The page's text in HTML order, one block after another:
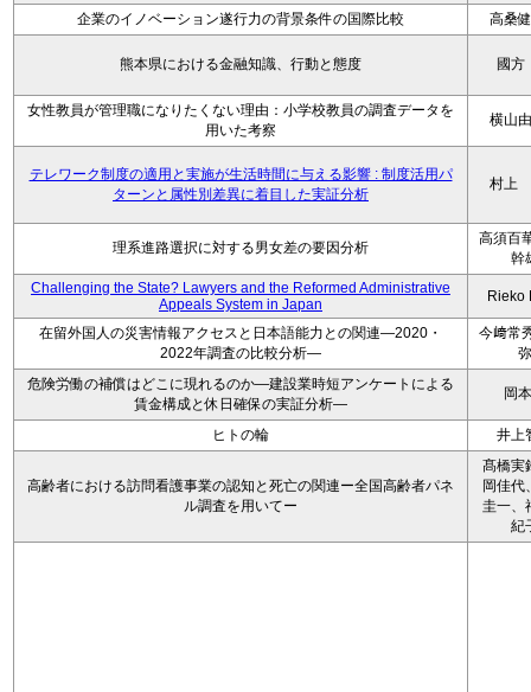
企業のイノベーション遂行力の背景条件の国際比較 高桑
熊本県における金融知識、行動と態度 國
女性教員が管理職になりたくない理由：小学校教員の調査データを
用いた考察
横山
テレワーク制度の適用と実施が生活時間に与える影響 : 制度活用パ
ターンと属性別差異に着目した実証分析
村上
理系進路選択に対する男女差の要因分析
高須百
幹
Challenging the State? Lawyers and the Reformed Administrative
Appeals System in Japan
Rieko
在留外国人の災害情報アクセスと日本語能力との関連―2020・
2022年調査の比較分析―
今﨑常
弥
危険労働の補償はどこに現れるのか―建設業時短アンケートによる
賃金構成と休日確保の実証分析―
岡
ヒトの輪 井上
高齢者における訪問看護事業の認知と死亡の関連ー全国高齢者パネ
ル調査を用いてー
髙橋実
岡佳代
圭一、
紀